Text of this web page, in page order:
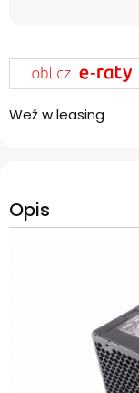
Weź w leasing
Opis